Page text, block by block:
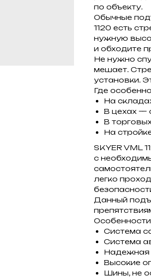
по объекту.
Обычные
1120 есть
нужную
и обходите
Не нужно
мешает.
установки.
Где
На
В цехах —
В
На
SKYER VML
с
легко
Данный
Система
Система
Надежная
Высокие
Шины, не